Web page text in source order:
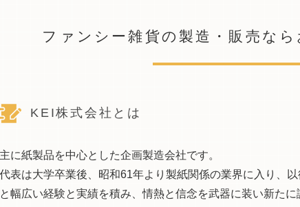
ファンシー雑貨の製造・販売な
KEI株式会社とは
主に紙製品を中心とした企画製造会社です。
代表は大学卒業後、昭和61年より製紙関係の業界に入り、
と幅広い経験と実績を積み、情熱と信念を武器に装い新たに